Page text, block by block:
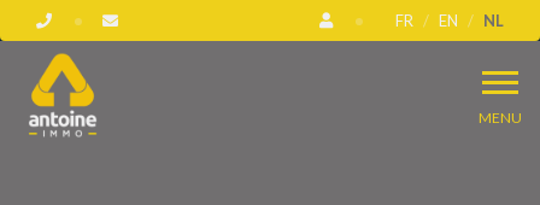
FR EN NL
MENU